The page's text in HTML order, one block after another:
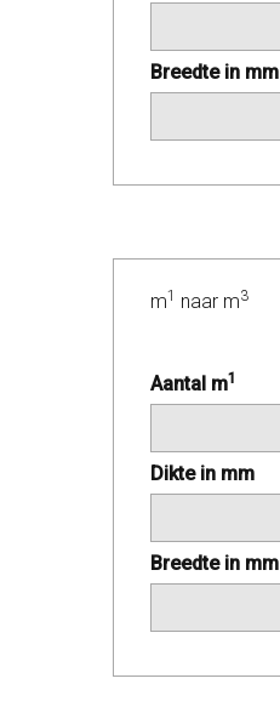
Breedte in mm
m1 naar m3
Aantal m1
Dikte in mm
Breedte in mm